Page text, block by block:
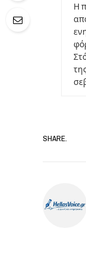
Η
SHARE.